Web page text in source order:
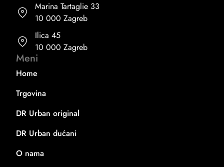
Marina Tartaglie 33
10 000 Zagreb
Ilica 45
10 000 Zagreb
Meni
Home
Trgovina
DR Urban original
DR Urban dućani
O nama